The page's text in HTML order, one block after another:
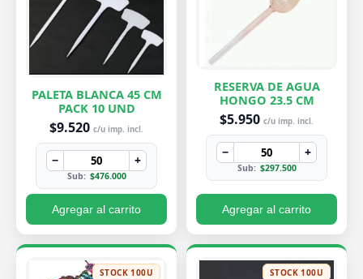
PALETA BLANCA 45 CM
PACK 10 UND
$9.520 c/u imp. incl.
− +
Sub: $476.000
Agregar al carrito
RESERVA DE AGUA
HONGO 23.5 CM
$5.950 c/u imp. incl.
− +
Sub: $297.500
Agregar al carrito
STOCK 100U STOCK 100U